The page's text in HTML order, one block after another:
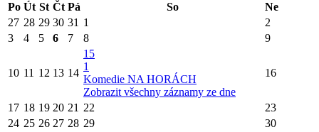
Po Út St Čt Pá So
Ne
27 28 29 30 31 1
2
3
4 5 6 7 8 9
10 11 12 13 14
15
1
Komedie NA HORÁCH
Zobrazit všechny záznamy ze dne
16
17 18 19 20 21 22
23
24 25 26 27 28 29 30